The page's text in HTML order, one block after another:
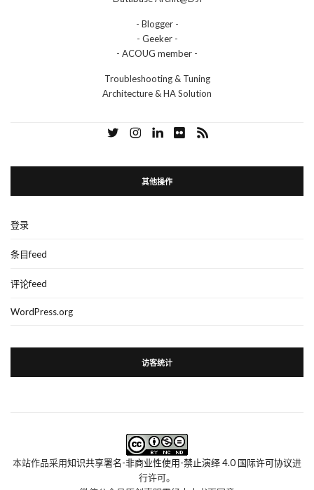
- Blogger -
- Geeker -
- ACOUG member -
Troubleshooting & Tuning
Architecture & HA Solution
其他操作
登录
条目feed
评论feed
WordPress.org
访客统计
本站作品采用知识共享署名-非商业性使用-禁止演绎 4.0 国际许可协议进
行许可。